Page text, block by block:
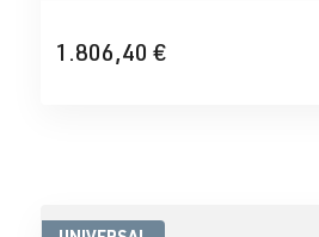
1.806,40 €